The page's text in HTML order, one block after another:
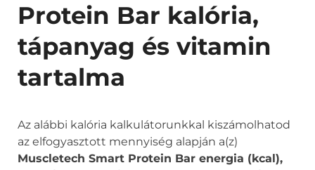
Protein Bar kalória,
tápanyag és vitamin
tartalma
Az alábbi kalória kalkulátorunkkal kiszámolhatod
az elfogyasztott mennyiség alapján a(z)
Muscletech Smart Protein Bar energia (kcal),